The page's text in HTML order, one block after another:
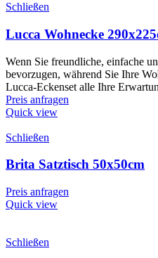
Schließen
Lucca Wohnecke
Wenn Sie freundliche, einfache
bevorzugen, während Sie Ihre
Lucca-Eckenset alle Ihre
Preis anfragen
Quick view
Schließen
Brita Satztisch 50x50cm
Preis anfragen
Quick view
Schließen